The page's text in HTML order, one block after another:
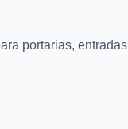
portarias, entradas